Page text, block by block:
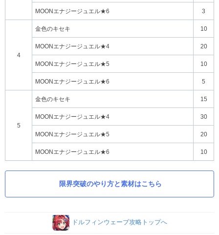
MOONエナジージュエル★6 3
4
金色のキセキ 10
MOONエナジージュエル★4 20
MOONエナジージュエル★5 10
MOONエナジージュエル★6 5
5
金色のキセキ 15
MOONエナジージュエル★4 30
MOONエナジージュエル★5 20
MOONエナジージュエル★6 10
限界突破のやり方と素材はこちら
ドルフィンウェーブ攻略トップへ